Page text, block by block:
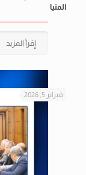
المنيا
إقرأ المزيد
فبراير 5, 2026